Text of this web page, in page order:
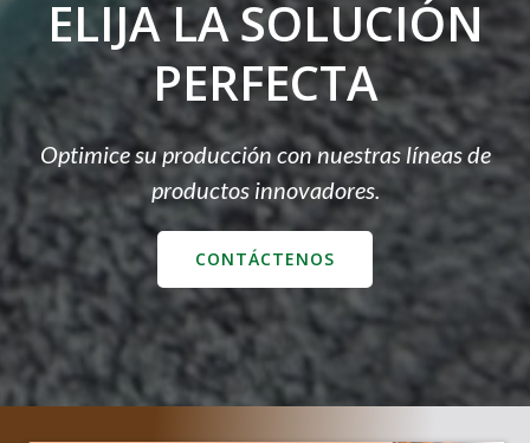
ELIJA LA SOLUCIÓN
PERFECTA
Optimice su producción con nuestras líneas de
productos innovadores.
CONTÁCTENOS